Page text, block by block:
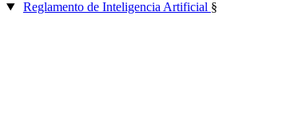
Reglamento de Inteligencia Artificial §